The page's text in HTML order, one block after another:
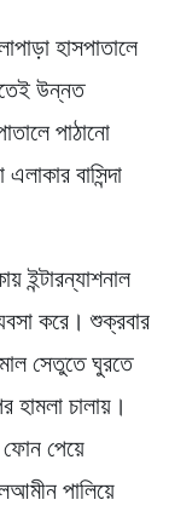
হাসপাতালে
উন্নত
পাঠানো
বাসিন্দা
ইন্টারন্যাশনাল
করে। শুক্রবার
সেতুতে ঘুরতে
চালায়।
ফোন পেয়ে
পালিয়ে